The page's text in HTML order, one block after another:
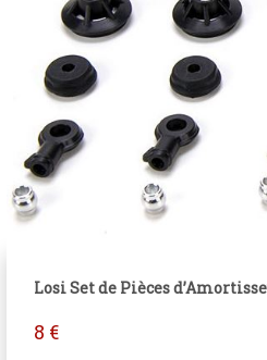
Losi Set de Pièces
8 €